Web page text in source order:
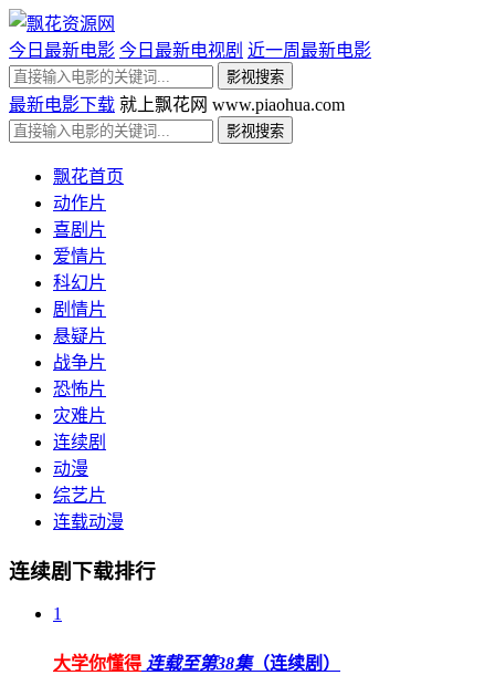
今日最新电影 今日最新电视剧 近一周最新电影
最新电影下载 就上飘花网 www.piaohua.com
飘花首页
动作片
喜剧片
爱情片
科幻片
剧情片
悬疑片
战争片
恐怖片
灾难片
连续剧
动漫
综艺片
连载动漫
连续剧下载排行
1
大学你懂得 连载至第38集（连续剧）